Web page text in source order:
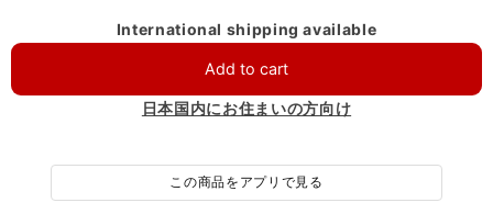
International shipping available
Add to cart
日本国内にお住まいの方向け
この商品をアプリで見る